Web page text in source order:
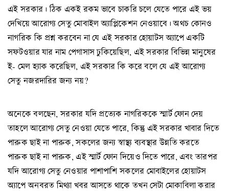
এই সরকার। ঠিক একই রকম ভাবে চাকরি চলে যেতে পারে এই ভয়
দেখিয়ে আরোগ্য সেতু মোবাইল অ্যাপ্লিকেশন নেওয়াবে। অথচ কোনও
নাগরিক কি প্রশ্ন করবেন না যে এই সরকার হোয়াটস অ্যাপে একটি
সফটওয়ার যার নাম পেগাসাস ঢুকিয়েছিল, এই সরকার বিভিন্ন মানুষের
ই- মেল হ্যাক করেছিল, এই সরকার কি করে বলে যে এই আরোগ্য
সেতু নজরদারির জন্য নয়?
অনেকে বলছেন, সরকার যদি প্রত্যেক নাগরিককে স্মার্ট ফোন দেয়
তাহলে আরোগ্য সেতু নেওয়া যেতে পারে, কিন্তু এই সরকার খাবার দিতে
পারুক ছাই না পারুক, সকলের জন্য স্বাস্থ্য ব্যবস্থার উন্নতি করতে
পারুক ছাই না পারুক, এই স্মার্ট ফোন দিয়েও দিতে পারে, এবং তারপর
যদি আরোগ্য সেতু নেওয়ার পাশাপাশি সকলের মোবাইলের হোয়াটস
অ্যাপে অনবরত মিথ্যা খবর আসতে থাকে তখন সেটা মোকাবিলা করার